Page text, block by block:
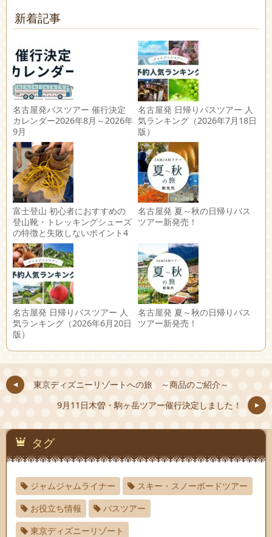
新着記事
名古屋発バスツアー 催行決定
カレンダー2026年8月～2026年
9月
名古屋発 日帰りバスツアー 人
気ランキング（2026年7月18日
版）
富士登山 初心者におすすめの
登山靴・トレッキングシューズ
の特徴と失敗しないポイント4
選
名古屋発 夏～秋の日帰りバス
ツアー新発売！
名古屋発 日帰りバスツアー 人
気ランキング（2026年6月20日
版）
名古屋発 夏～秋の日帰りバス
ツアー新発売！
東京ディズニーリゾートへの旅 ～商品のご紹介～
9月11日木曽・駒ヶ岳ツアー催行決定しました！
タグ
ジャムジャムライナー
スキー・スノーボードツアー
お役立ち情報
バスツアー
東京ディズニーリゾート